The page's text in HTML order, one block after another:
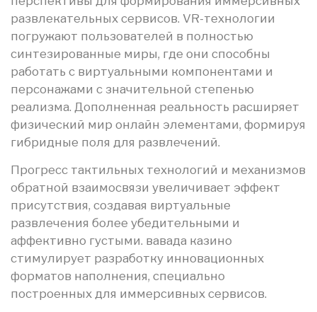
развлекательных сервисов. VR-технологии
погружают пользователей в полностью
синтезированные миры, где они способны
работать с виртуальными компонентами и
персонажами с значительной степенью
реализма. Дополненная реальность расширяет
физический мир онлайн элементами, формируя
гибридные поля для развлечений.
Прогресс тактильных технологий и механизмов
обратной взаимосвязи увеличивает эффект
присутствия, создавая виртуальные
развлечения более убедительными и
аффективно густыми. вавада казино
стимулирует разработку инновационных
форматов наполнения, специально
построенных для иммерсивных сервисов.